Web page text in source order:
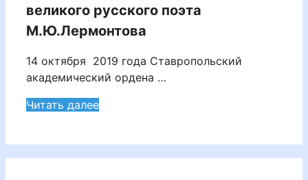
великого русского поэта
М.Ю.Лермонтова
14 октября 2019 года Ставропольский
академический ордена …
Читать далее